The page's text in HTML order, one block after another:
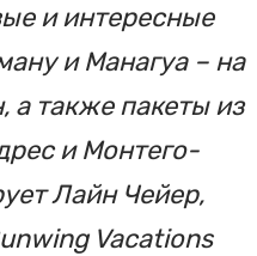
и интересные
и Манагуа – на
а также пакеты из
и Монтего-
Лайн Чейер,
Vacations